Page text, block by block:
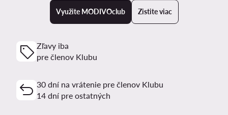
Využite MODIVOclub Zistite viac
Zľavy iba
pre členov Klubu
30 dní na vrátenie pre členov Klubu
14 dní pre ostatných